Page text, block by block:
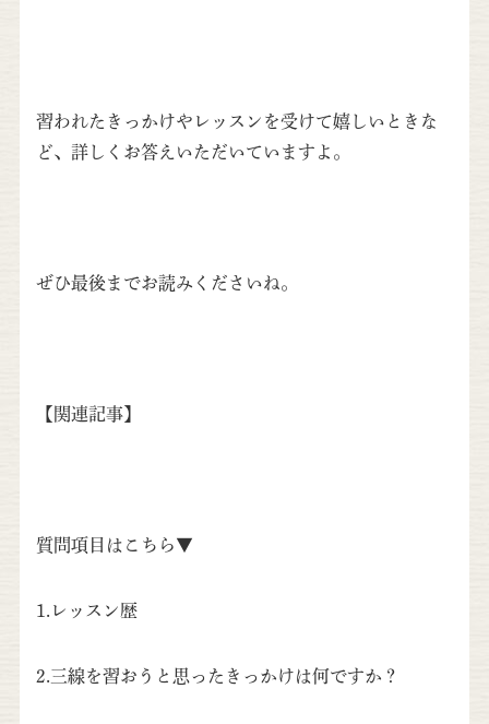
習われたきっかけやレッスンを受けて嬉しいときな
ど、詳しくお答えいただいていますよ。
ぜひ最後までお読みくださいね。
【関連記事】
質問項目はこちら▼
1.レッスン歴
2.三線を習おうと思ったきっかけは何ですか？